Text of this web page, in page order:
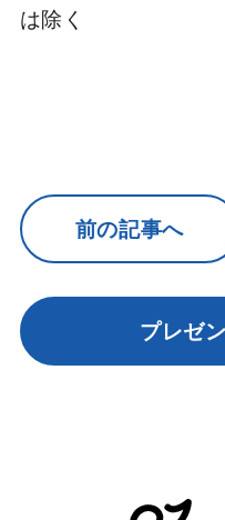
は除く
前の記事へ
プレゼ